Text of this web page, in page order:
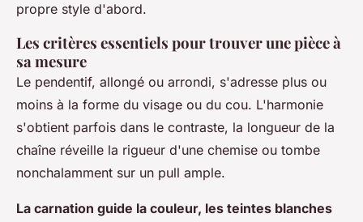
propre style d'abord.
Les critères essentiels pour trouver une pièce à
sa mesure
Le pendentif, allongé ou arrondi, s'adresse plus ou
moins à la forme du visage ou du cou. L'harmonie
s'obtient parfois dans le contraste, la longueur de la
chaîne réveille la rigueur d'une chemise ou tombe
nonchalamment sur un pull ample.
La carnation guide la couleur, les teintes blanches